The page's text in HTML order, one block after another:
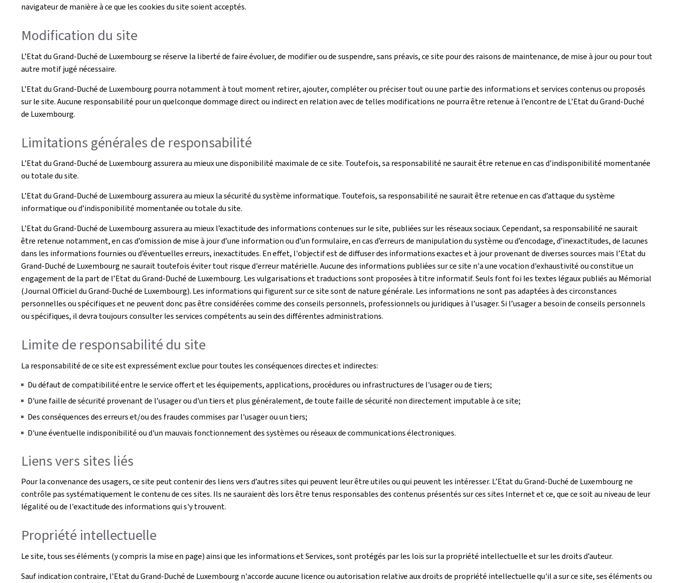
navigateur de manière à ce que les cookies du site soient acceptés.
Modification du site
L’Etat du Grand-Duché de Luxembourg se réserve la liberté de faire évoluer, de modifier ou de suspendre, sans préavis, ce site pour des raisons de maintenance, de mise à jour ou pour tout
autre motif jugé nécessaire.
L’Etat du Grand-Duché de Luxembourg pourra notamment à tout moment retirer, ajouter, compléter ou préciser tout ou une partie des informations et services contenus ou proposés
sur le site. Aucune responsabilité pour un quelconque dommage direct ou indirect en relation avec de telles modifications ne pourra être retenue à l’encontre de L’Etat du Grand-Duché
de Luxembourg.
Limitations générales de responsabilité
L’Etat du Grand-Duché de Luxembourg assurera au mieux une disponibilité maximale de ce site. Toutefois, sa responsabilité ne saurait être retenue en cas d’indisponibilité momentanée
ou totale du site.
L’Etat du Grand-Duché de Luxembourg assurera au mieux la sécurité du système informatique. Toutefois, sa responsabilité ne saurait être retenue en cas d’attaque du système
informatique ou d’indisponibilité momentanée ou totale du site.
L’Etat du Grand-Duché de Luxembourg assurera au mieux l’exactitude des informations contenues sur le site, publiées sur les réseaux sociaux. Cependant, sa responsabilité ne saurait
être retenue notamment, en cas d’omission de mise à jour d’une information ou d’un formulaire, en cas d’erreurs de manipulation du système ou d’encodage, d’inexactitudes, de lacunes
dans les informations fournies ou d’éventuelles erreurs, inexactitudes. En effet, l'objectif est de diffuser des informations exactes et à jour provenant de diverses sources mais l’Etat du
Grand-Duché de Luxembourg ne saurait toutefois éviter tout risque d'erreur matérielle. Aucune des informations publiées sur ce site n'a une vocation d'exhaustivité ou constitue un
engagement de la part de l’Etat du Grand-Duché de Luxembourg. Les vulgarisations et traductions sont proposées à titre informatif. Seuls font foi les textes légaux publiés au Mémorial
(Journal Officiel du Grand-Duché de Luxembourg). Les informations qui figurent sur ce site sont de nature générale. Les informations ne sont pas adaptées à des circonstances
personnelles ou spécifiques et ne peuvent donc pas être considérées comme des conseils personnels, professionnels ou juridiques à l’usager. Si l’usager a besoin de conseils personnels
ou spécifiques, il devra toujours consulter les services compétents au sein des différentes administrations.
Limite de responsabilité du site
La responsabilité de ce site est expressément exclue pour toutes les conséquences directes et indirectes:
Du défaut de compatibilité entre le service offert et les équipements, applications, procédures ou infrastructures de l'usager ou de tiers;
D'une faille de sécurité provenant de l’usager ou d'un tiers et plus généralement, de toute faille de sécurité non directement imputable à ce site;
Des conséquences des erreurs et/ou des fraudes commises par l'usager ou un tiers;
D'une éventuelle indisponibilité ou d'un mauvais fonctionnement des systèmes ou réseaux de communications électroniques.
Liens vers sites liés
Pour la convenance des usagers, ce site peut contenir des liens vers d’autres sites qui peuvent leur être utiles ou qui peuvent les intéresser. L’Etat du Grand-Duché de Luxembourg ne
contrôle pas systématiquement le contenu de ces sites. Ils ne sauraient dès lors être tenus responsables des contenus présentés sur ces sites Internet et ce, que ce soit au niveau de leur
légalité ou de l'exactitude des informations qui s'y trouvent.
Propriété intellectuelle
Le site, tous ses éléments (y compris la mise en page) ainsi que les informations et Services, sont protégés par les lois sur la propriété intellectuelle et sur les droits d’auteur.
Sauf indication contraire, l’Etat du Grand-Duché de Luxembourg n'accorde aucune licence ou autorisation relative aux droits de propriété intellectuelle qu'il a sur ce site, ses éléments ou